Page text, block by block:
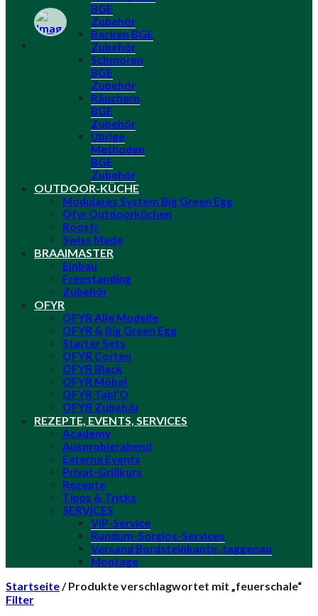
BGE
Zubehör
Backen BGE
Zubehör
Schmoren
BGE
Zubehör
Räuchern
BGE
Zubehör
Übrige
Methoden
BGE
Zubehör
OUTDOOR-KÜCHE
Modulares System Big Green Egg
Ofyr Outdoorküchen
Roostr
Swiss Made
BRAAIMASTER
Einbau
Freestanding
Zubehör
OFYR
OFYR Alle Modelle
OFYR & Big Green Egg
Starter Sets
OFYR Corten
OFYR Black
OFYR Möbel
OFYR Tabl’O
OFYR Zubehör
REZEPTE, EVENTS, SERVICES
Academy
Ausprobierabend
Externe Events
Privat-Grillkurs
Rezepte
Tipps & Tricks
SERVICES
VIP-Service
Rundum-Sorglos-Services
Versand Bordsteinkante, taggenau
Montage
Startseite/Produkte verschlagwortet mit „feuerschale“
Filter